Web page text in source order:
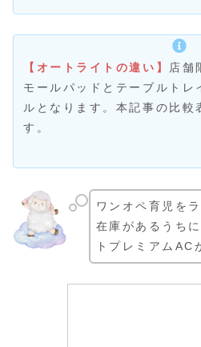
【オートライトの違い】 店舗
モールパッドとテーブルトレ
ルとなります。本記事の比較
す。
ワンオペ育児を
在庫があるうち
トプレミアムAC